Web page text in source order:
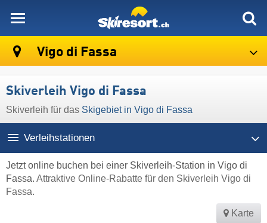
Vigo di Fassa
Skiverleih Vigo di Fassa
Skiverleih für das Skigebiet in Vigo di Fassa
Verleihstationen
Jetzt online buchen bei einer Skiverleih-Station in Vigo di
Fassa. Attraktive Online-Rabatte für den Skiverleih Vigo di
Fassa.
Karte